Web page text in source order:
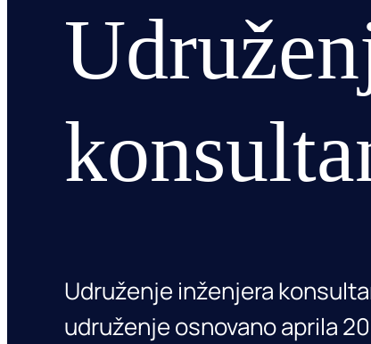
Udruženje inženjera
udruženje osnovano aprila